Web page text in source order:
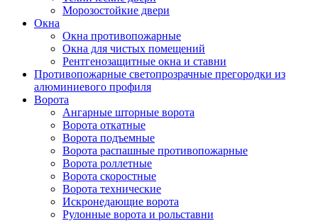
Морозостойкие двери
Окна
Окна противопожарные
Окна для чистых помещений
Рентгенозащитные окна и ставни
Противопожарные светопрозрачные прегородки из
алюминиевого профиля
Ворота
Ангарные шторные ворота
Ворота откатные
Ворота подъемные
Ворота распашные противопожарные
Ворота роллетные
Ворота скоростные
Ворота технические
Искронедающие ворота
Рулонные ворота и рольставни